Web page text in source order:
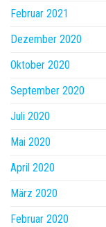
Februar 2021
Dezember 2020
Oktober 2020
September 2020
Juli 2020
Mai 2020
April 2020
März 2020
Februar 2020